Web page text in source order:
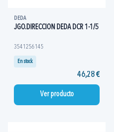
DEDA
JGO.DIRECCION DEDA DCR 1-1/5
3541256145
En stock
46,28 €
Ver producto